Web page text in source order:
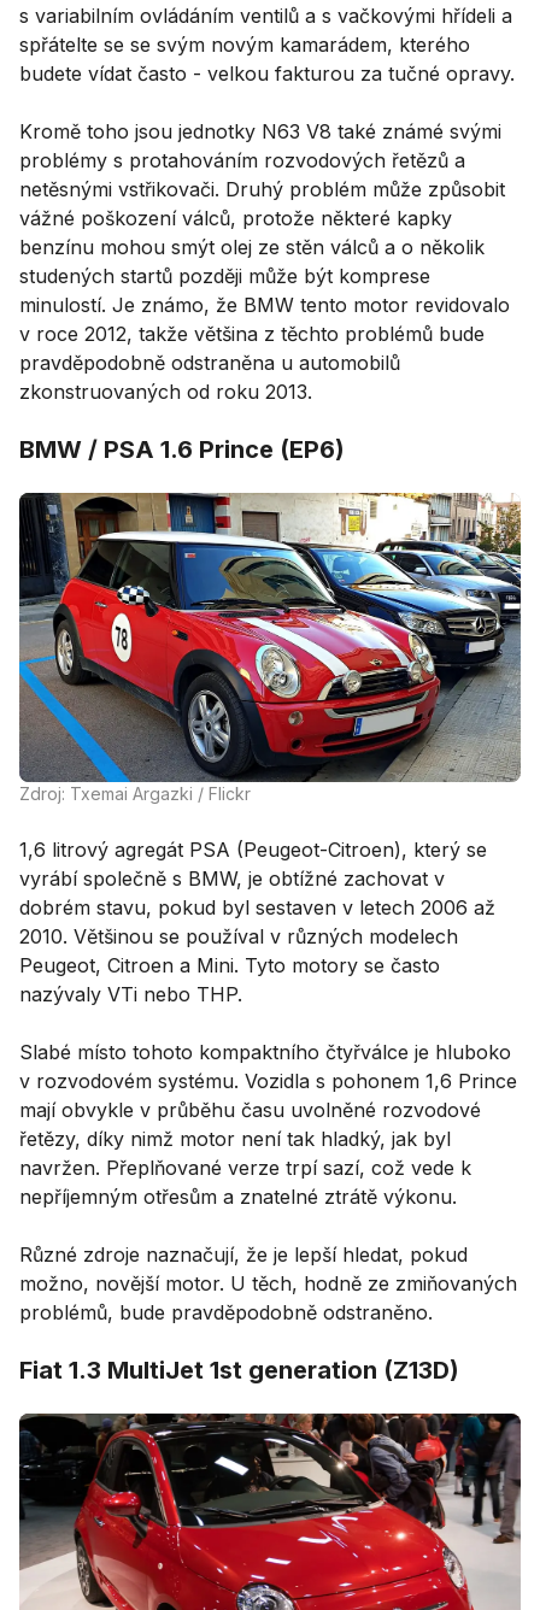
s variabilním ovládáním ventilů a s vačkovými hřídeli a
spřátelte se se svým novým kamarádem, kterého
budete vídat často - velkou fakturou za tučné opravy.
Kromě toho jsou jednotky N63 V8 také známé svými
problémy s protahováním rozvodových řetězů a
netěsnými vstřikovači. Druhý problém může způsobit
vážné poškození válců, protože některé kapky
benzínu mohou smýt olej ze stěn válců a o několik
studených startů později může být komprese
minulostí. Je známo, že BMW tento motor revidovalo
v roce 2012, takže většina z těchto problémů bude
pravděpodobně odstraněna u automobilů
zkonstruovaných od roku 2013.
BMW / PSA 1.6 Prince (EP6)
Zdroj: Txemai Argazki / Flickr
1,6 litrový agregát PSA (Peugeot-Citroen), který se
vyrábí společně s BMW, je obtížné zachovat v
dobrém stavu, pokud byl sestaven v letech 2006 až
2010. Většinou se používal v různých modelech
Peugeot, Citroen a Mini. Tyto motory se často
nazývaly VTi nebo THP.
Slabé místo tohoto kompaktního čtyřválce je hluboko
v rozvodovém systému. Vozidla s pohonem 1,6 Prince
mají obvykle v průběhu času uvolněné rozvodové
řetězy, díky nimž motor není tak hladký, jak byl
navržen. Přeplňované verze trpí sazí, což vede k
nepříjemným otřesům a znatelné ztrátě výkonu.
Různé zdroje naznačují, že je lepší hledat, pokud
možno, novější motor. U těch, hodně ze zmiňovaných
problémů, bude pravděpodobně odstraněno.
Fiat 1.3 MultiJet 1st generation (Z13D)